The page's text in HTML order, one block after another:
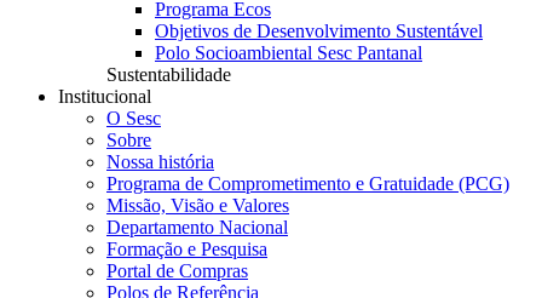
Programa Ecos
Objetivos de Desenvolvimento Sustentável
Polo Socioambiental Sesc Pantanal
Sustentabilidade
Institucional
O Sesc
Sobre
Nossa história
Programa de Comprometimento e Gratuidade (PCG)
Missão, Visão e Valores
Departamento Nacional
Formação e Pesquisa
Portal de Compras
Polos de Referência